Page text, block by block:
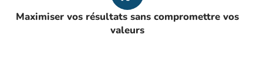
Maximiser vos résultats sans compromettre vos
valeurs